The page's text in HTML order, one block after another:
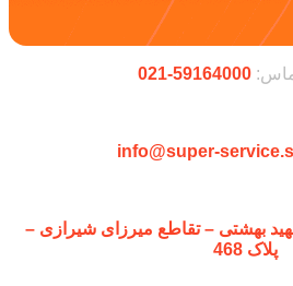
59164000-021
info@super-
بهشتی – تقاطع میرزای شیرازی –
پلاک 468